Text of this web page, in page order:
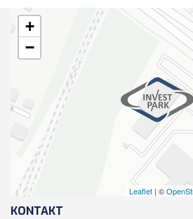
+
−
Leaflet | ©
KONTAKT